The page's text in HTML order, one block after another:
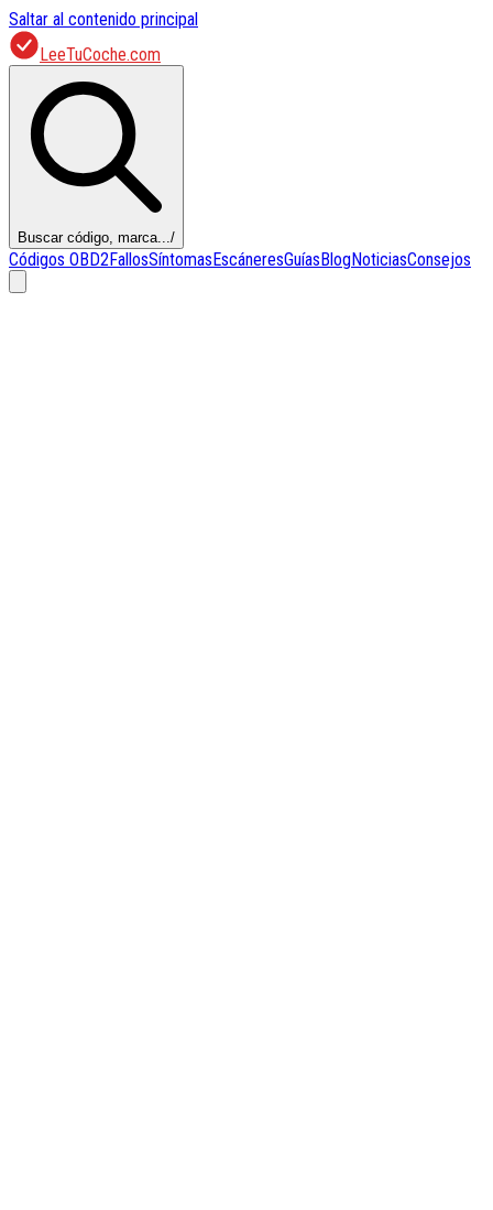
Saltar al contenido principal
LeeTuCoche.com
Buscar código, marca.../
Códigos OBD2FallosSíntomasEscáneresGuíasBlogNoticiasConsejos